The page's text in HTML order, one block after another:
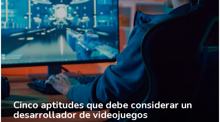
Cinco aptitudes que debe considerar un
desarrollador de videojuegos